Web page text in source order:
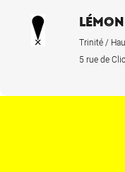
Trinité /
5 rue de